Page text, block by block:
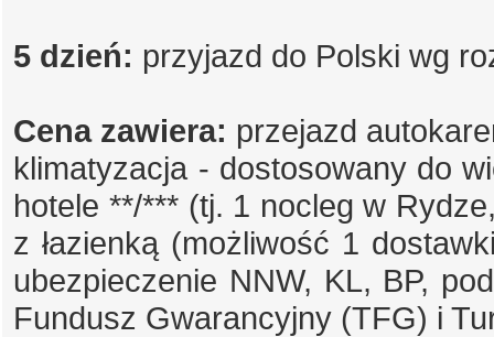
5 dzień: przyjazd do Polski wg
Cena zawiera: przejazd
klimatyzacja - dostosowany do
hotele **/*** (tj. 1 nocleg w
z łazienką (możliwość 1
ubezpieczenie NNW, KL, BP,
Fundusz Gwarancyjny (TFG) i